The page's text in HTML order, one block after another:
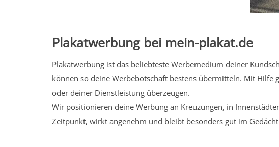
Plakatwerbung bei mein-plakat.de
Plakatwerbung ist das beliebteste Werbemedium deiner
können so deine Werbebotschaft bestens übermitteln. Mit
oder deiner Dienstleistung überzeugen.
Wir positionieren deine Werbung an Kreuzungen, in
Zeitpunkt, wirkt angenehm und bleibt besonders gut im